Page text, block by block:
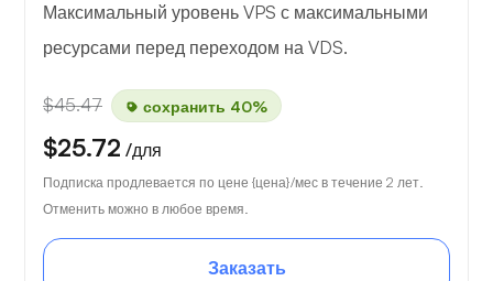
Максимальный уровень VPS с максимальными
ресурсами перед переходом на VDS.
$45.47 сохранить 40%
$25.72 /для
Подписка продлевается по цене {цена}/мес в течение 2 лет.
Отменить можно в любое время.
Заказать